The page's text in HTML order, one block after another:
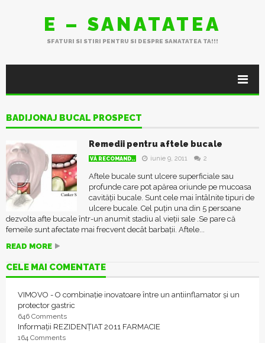
E – SANATATEA
SFATURI SI STIRI PENTRU SI DESPRE SANATATEA TA!!!
BADIJONAJ BUCAL PROSPECT
Remedii pentru aftele bucale
VĂ RECOMAND.. iunie 9, 2011 2
Aftele bucale sunt ulcere superficiale sau
profunde care pot apărea oriunde pe mucoasa
cavității bucale. Sunt cele mai întâlnite tipuri de
ulcere bucale. Cel puțin una din 5 persoane
dezvolta afte bucale într-un anumit stadiu al vieții sale .Se pare că
femeile sunt afectate mai frecvent decât barbații. Aftele...
READ MORE
CELE MAI COMENTATE
VIMOVO - O combinație inovatoare între un antiinflamator și un
protector gastric
646 Comments
Informații REZIDENȚIAT 2011 FARMACIE
164 Comments